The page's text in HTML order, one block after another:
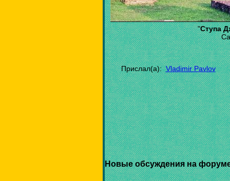
"Ступа
Прислал(а):Vladimir Pavlov
Новые обсуждения на